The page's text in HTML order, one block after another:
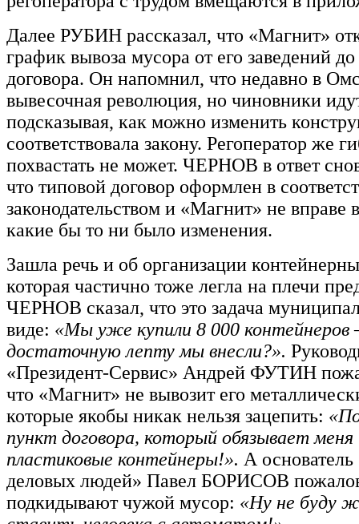
Далее РУБИН рассказал, что «Магнит»
график вывоза мусора от его заведений
договора. Он напомнил, что недавно в
вывесочная революция, но чиновники
подсказывая, как можно изменить
соответствовала закону. Регоператор же
похвастать не может. ЧЕРНОВ в ответ
что типовой договор оформлен в
законодательством и «Магнит» не вправе
какие бы то ни было изменения.
Зашла речь и об организации
которая частично тоже легла на плечи
ЧЕРНОВ сказал, что это задача
виде: «Мы уже купили 8 000 контейнеров
достаточную лепту мы внесли?».
«Президент-Сервис» Андрей ФУТИН
что «Магнит» не вывозит его
которые якобы никак нельзя зацепить:
пункт договора, который обязывает
пластиковые контейнеры!». А
деловых людей» Павел БОРИСОВ
подкидывают чужой мусор: «Ну не буду